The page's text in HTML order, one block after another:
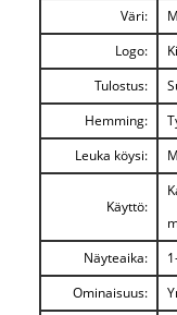
Väri:
Logo:
Tulostus:
Hemming:
Leuka köysi:
Käyttö:
Näyteaika:
Ominaisuus: